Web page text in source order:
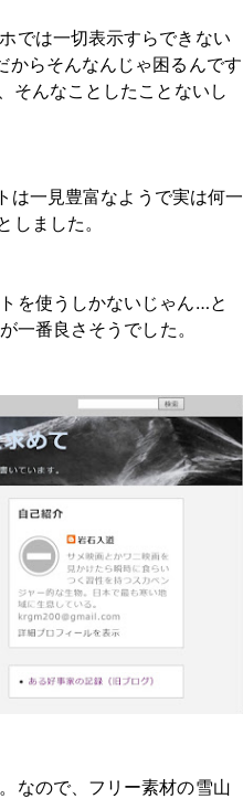
では一切表示すらできない
からそんなんじゃ困るんです
そんなことしたことないし
は一見豊富なようで実は何一
ました。
を使うしかないじゃん…と
一番良さそうでした。
なので、フリー素材の雪山